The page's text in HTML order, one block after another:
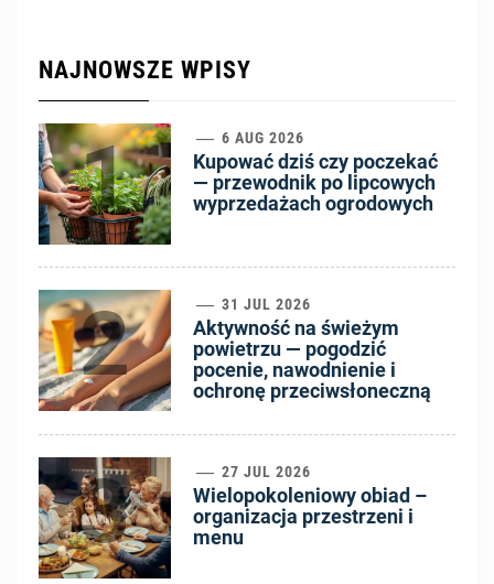
NAJNOWSZE WPISY
1 6 AUG 2026
Kupować dziś czy poczekać
— przewodnik po lipcowych
wyprzedażach ogrodowych
2 31 JUL 2026
Aktywność na świeżym
powietrzu — pogodzić
pocenie, nawodnienie i
ochronę przeciwsłoneczną
3 27 JUL 2026
Wielopokoleniowy obiad –
organizacja przestrzeni i
menu